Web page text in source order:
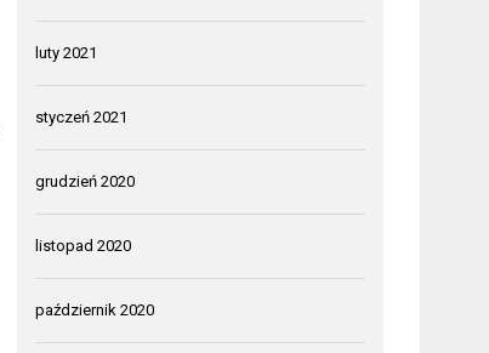
luty 2021
styczeń 2021
grudzień 2020
listopad 2020
październik 2020